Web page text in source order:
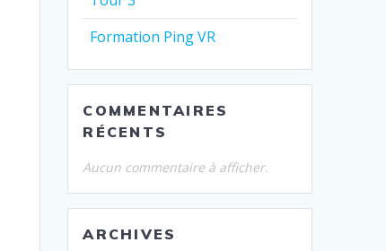
Formation Ping VR
COMMENTAIRES
RÉCENTS
Aucun commentaire à afficher.
ARCHIVES